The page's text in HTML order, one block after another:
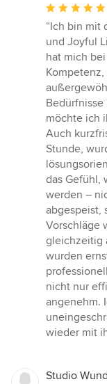
Bewertung:
5
von
5
Sternen
“Ich bin mit
und Joyful
hat mich
möchte ich
Auch
Stunde,
das Gefühl,
werden –
abgespeist,
Vorschläge
gleichzeitig
wurden
nicht nur
angenehm.
wieder mit
Studio